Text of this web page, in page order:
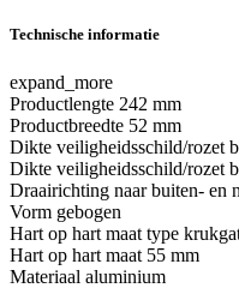
Technische informatie
expand_more
Productlengte 242 mm
Productbreedte 52 mm
Dikte veiligheidsschild/rozet
Dikte veiligheidsschild/rozet
Draairichting naar buiten- en
Vorm gebogen
Hart op hart maat type
Hart op hart maat 55 mm
Materiaal aluminium